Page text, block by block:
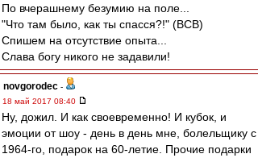
По вчерашнему безумию на поле...
"Что там было, как ты спасся?!" (ВСВ)
Спишем на отсутствие опыта...
Слава богу никого не задавили!
novgorodec -
18 май 2017 08:40
Ну, дожил. И как своевременно! И кубок, и
эмоции от шоу - день в день мне, болельщику с
1964-го, подарок на 60-летие. Прочие подарки